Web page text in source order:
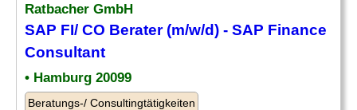
Ratbacher GmbH
SAP FI/ CO Berater(m/w/d) - SAP Finance
Consultant
• Hamburg 20099
Beratungs-/ Consultingtätigkeiten